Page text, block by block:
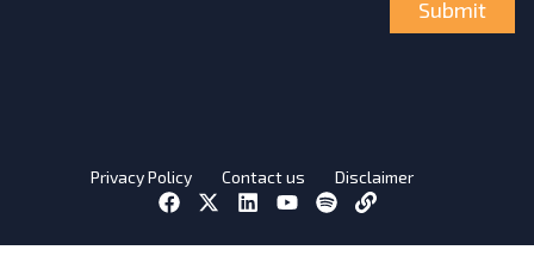
Submit
Privacy Policy Contact us Disclaimer